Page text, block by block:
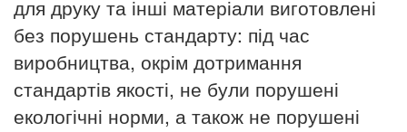
для друку та інші матеріали виготовлені
без порушень стандарту: під час
виробництва, окрім дотримання
стандартів якості, не були порушені
екологічні норми, а також не порушені